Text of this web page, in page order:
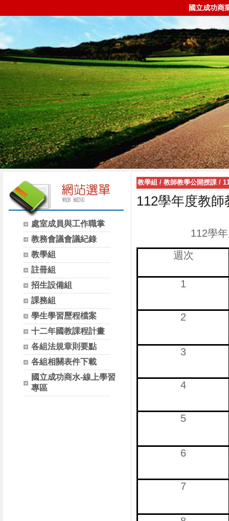
國立成功商
處室成員與工作職掌
教務會議會議紀錄
教學組
註冊組
招生設備組
課務組
學生學習歷程檔案
十二年國教課程計畫
各組法規章則要點
各組相關表件下載
國立成功商水-線上學習
專區
教學組 / 教師教學公開授課 /
112學年度教
112學
週次
1
2
3
4
5
6
7